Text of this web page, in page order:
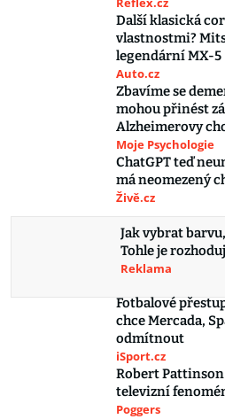
Další klasická
vlastnostmi?
legendární MX-5
Auto.cz
Zbavíme se
mohou přinést
Alzheimerovy
Moje Psychologie
ChatGPT teď
má neomezený
Živě.cz
Jak vybrat
Tohle je
Reklama
Fotbalové
chce Mercada,
odmítnout
iSport.cz
Robert
televizní
Poggers